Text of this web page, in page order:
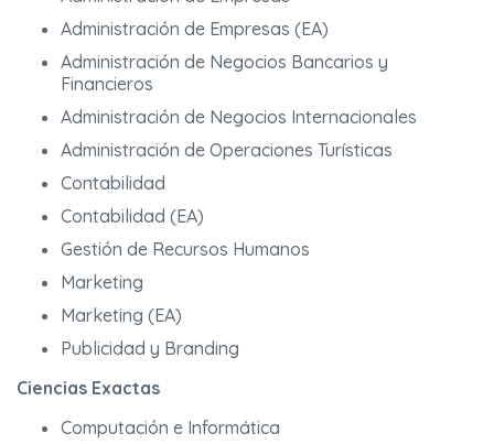
Administración de Empresas (EA)
Administración de Negocios Bancarios y
Financieros
Administración de Negocios Internacionales
Administración de Operaciones Turísticas
Contabilidad
Contabilidad (EA)
Gestión de Recursos Humanos
Marketing
Marketing (EA)
Publicidad y Branding
Ciencias Exactas
Computación e Informática